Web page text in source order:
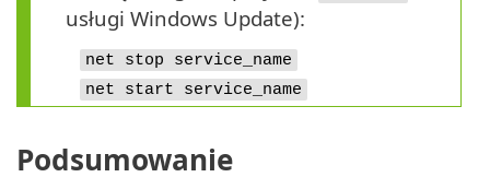
usługi Windows Update):
net stop service_name
net start service_name
Podsumowanie